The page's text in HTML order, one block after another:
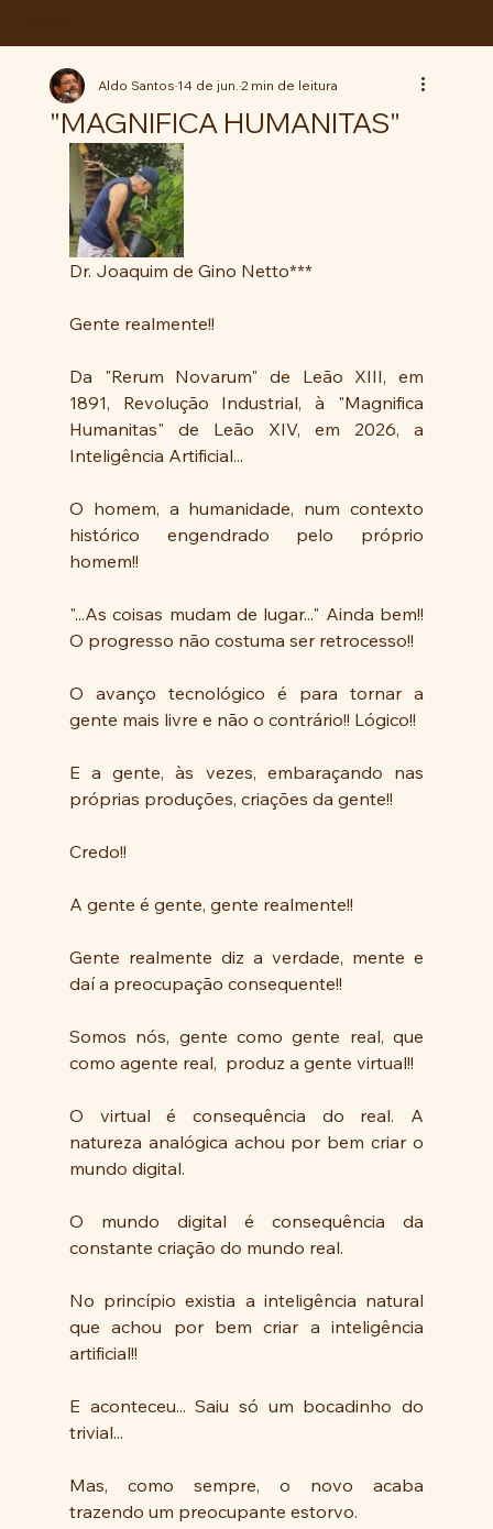
"MAGNIFICA HUMANITAS"
Aldo Santos14 de jun.2 min de leitura
Dr. Joaquim de Gino Netto***
Gente realmente!!
Da "Rerum Novarum" de Leão XIII, em
1891, Revolução Industrial, à "Magnifica
Humanitas" de Leão XIV, em 2026, a
Inteligência Artificial...
O homem, a humanidade, num contexto
histórico engendrado pelo próprio
homem!!
"...As coisas mudam de lugar..." Ainda bem!!
O progresso não costuma ser retrocesso!!
O avanço tecnológico é para tornar a
gente mais livre e não o contrário!! Lógico!!
E a gente, às vezes, embaraçando nas
próprias produções, criações da gente!!
Credo!!
A gente é gente, gente realmente!!
Gente realmente diz a verdade, mente e
daí a preocupação consequente!!
Somos nós, gente como gente real, que
como agente real,  produz a gente virtual!!
O virtual é consequência do real. A
natureza analógica achou por bem criar o
mundo digital.
O mundo digital é consequência da
constante criação do mundo real.
No princípio existia a inteligência natural
que achou por bem criar a inteligência
artificial!!
E aconteceu... Saiu só um bocadinho do
trivial...
Mas, como sempre, o novo acaba
trazendo um preocupante estorvo.